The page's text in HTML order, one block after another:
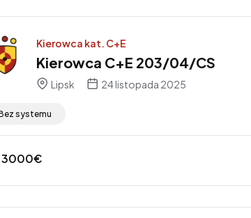
Kierowca kat. C+E
Kierowca C+E 203/04/CS
Lipsk 24 listopada 2025
systemu
3000€